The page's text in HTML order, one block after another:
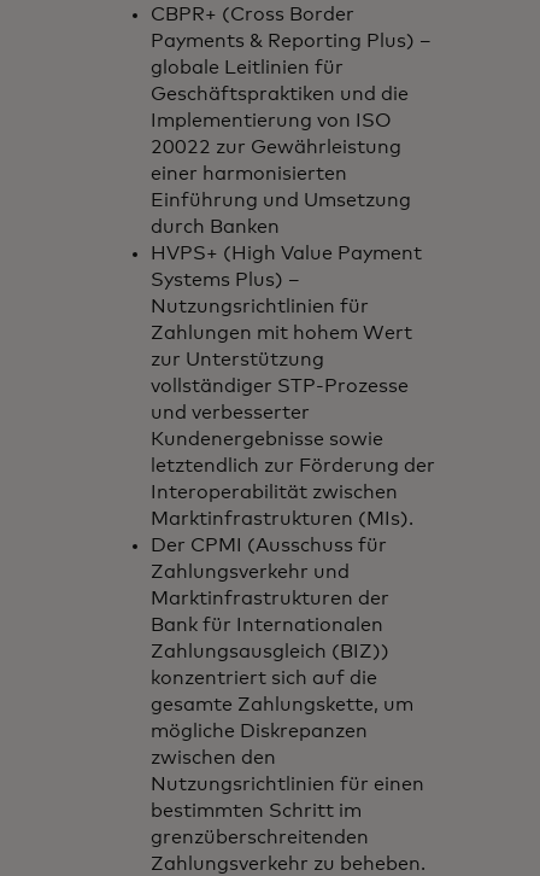
CBPR+ (Cross Border
Payments & Reporting Plus) –
globale Leitlinien für
Geschäftspraktiken und die
Implementierung von ISO
20022 zur Gewährleistung
einer harmonisierten
Einführung und Umsetzung
durch Banken
HVPS+ (High Value Payment
Systems Plus) –
Nutzungsrichtlinien für
Zahlungen mit hohem Wert
zur Unterstützung
vollständiger STP-Prozesse
und verbesserter
Kundenergebnisse sowie
letztendlich zur Förderung der
Interoperabilität zwischen
Marktinfrastrukturen (MIs).
Der CPMI (Ausschuss für
Zahlungsverkehr und
Marktinfrastrukturen der
Bank für Internationalen
Zahlungsausgleich (BIZ))
konzentriert sich auf die
gesamte Zahlungskette, um
mögliche Diskrepanzen
zwischen den
Nutzungsrichtlinien für einen
bestimmten Schritt im
grenzüberschreitenden
Zahlungsverkehr zu beheben.